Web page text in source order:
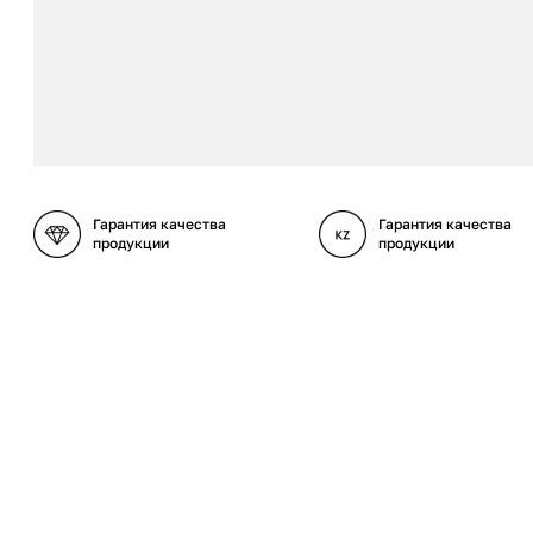
Гарантия качества
продукции
Гарантия качества
продукции